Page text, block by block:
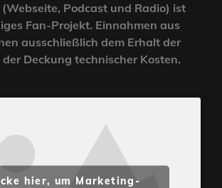
(Webseite, Podcast und Radio) ist
Fan-Projekt. Einnahmen aus
ausschließlich dem Erhalt der
Deckung technischer Kosten.
hier, um Marketing-